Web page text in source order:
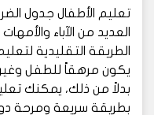
تعليم الأطفال جدول
العديد من الآباء
الطريقة التقليدية
يكون مرهقاً للطفل
بدلاً من ذلك، يمكنك
بطريقة سريعة ومرحة